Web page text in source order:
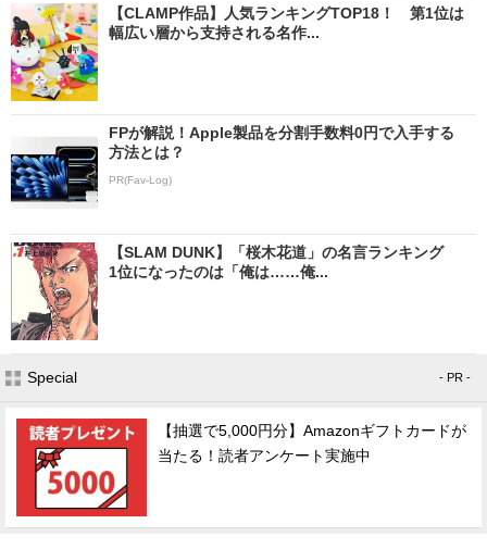
【CLAMP作品】人気ランキングTOP18！ 第1位は
幅広い層から支持される名作...
FPが解説！Apple製品を分割手数料0円で入手する
方法とは？
PR(Fav-Log)
【SLAM DUNK】「桜木花道」の名言ランキング
1位になったのは「俺は……俺...
Special - PR -
【抽選で5,000円分】Amazonギフトカードが
当たる！読者アンケート実施中